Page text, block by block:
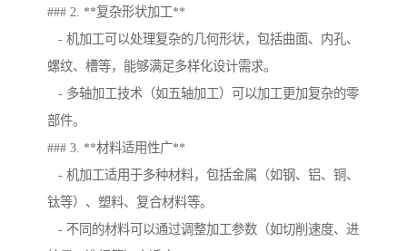
### 2. **复杂形状加工**
- 机加工可以处理复杂的几何形状，包括曲面、内孔、
螺纹、槽等，能够满足多样化设计需求。
- 多轴加工技术（如五轴加工）可以加工更加复杂的零
部件。
### 3. **材料适用性广**
- 机加工适用于多种材料，包括金属（如钢、铝、铜、
钛等）、塑料、复合材料等。
- 不同的材料可以通过调整加工参数（如切削速度、进